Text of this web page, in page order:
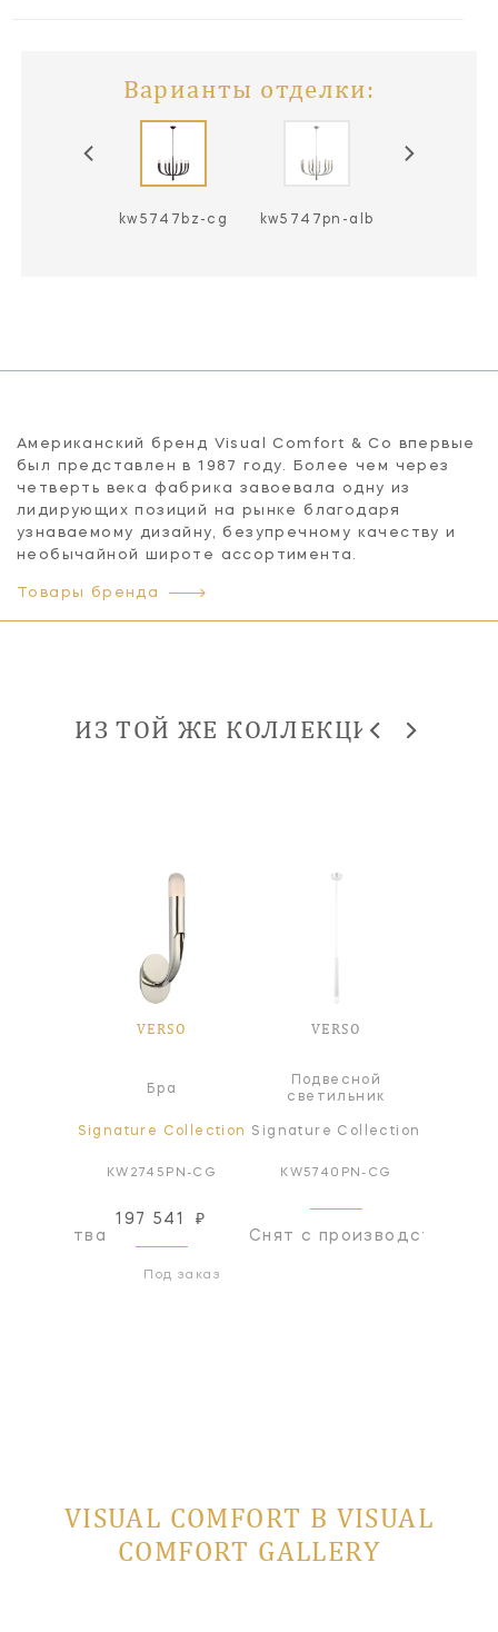
Варианты отделки:
kw5747bz-cg kw5747pn-alb
Американский бренд Visual Comfort & Co впервые
был представлен в 1987 году. Более чем через
четверть века фабрика завоевала одну из
лидирующих позиций на рынке благодаря
узнаваемому дизайну, безупречному качеству и
необычайной широте ассортимента.
Товары бренда
ИЗ ТОЙ ЖЕ КОЛЛЕКЦИИ
VERSO
Бра
Signature Collection
KW2745PN-CG
197 541 ₽
Под заказ
VERSO
Подвесной
светильник
Signature Collection
KW5740PN-CG
Снят с производстваСнят с
VISUAL COMFORT В VISUAL
COMFORT GALLERY